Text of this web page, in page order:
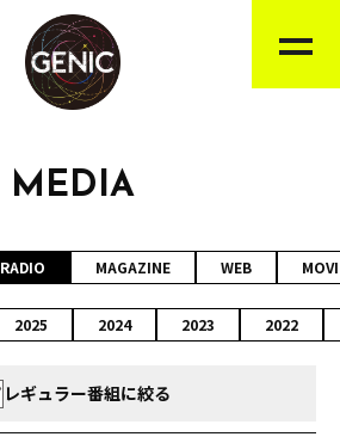
MEDIA
RADIO MAGAZINE WEB
2025 2024 2023 2022
レギュラー番組に絞る